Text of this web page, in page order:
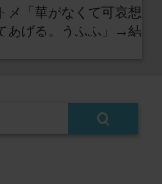
「華がなくて可哀想
あげる。うふふ」→結